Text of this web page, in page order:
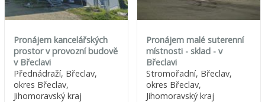
Pronájem kancelářských
prostor v provozní budově
v Břeclavi
Přednádraží, Břeclav,
okres Břeclav,
Jihomoravský kraj
Pronájem malé suterenní
místnosti - sklad - v
Břeclavi
Stromořadní, Břeclav,
okres Břeclav,
Jihomoravský kraj